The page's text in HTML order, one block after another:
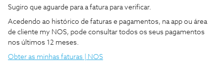
Sugiro que aguarde para a fatura para verificar.
Acedendo ao histórico de faturas e pagamentos, na app ou área
de cliente my NOS, pode consultar todos os seus pagamentos
nos últimos 12 meses.
Obter as minhas faturas | NOS